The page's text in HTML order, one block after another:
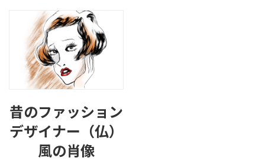
昔のファッション
デザイナー（仏）
風の肖像